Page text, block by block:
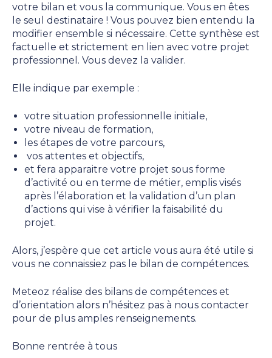
votre bilan et vous la communique. Vous en êtes
le seul destinataire ! Vous pouvez bien entendu la
modifier ensemble si nécessaire. Cette synthèse est
factuelle et strictement en lien avec votre projet
professionnel. Vous devez la valider.
Elle indique par exemple :
votre situation professionnelle initiale,
votre niveau de formation,
les étapes de votre parcours,
vos attentes et objectifs,
et fera apparaitre votre projet sous forme
d’activité ou en terme de métier, emplis visés
après l’élaboration et la validation d’un plan
d’actions qui vise à vérifier la faisabilité du
projet.
Alors, j’espère que cet article vous aura été utile si
vous ne connaissiez pas le bilan de compétences.
Meteoz réalise des bilans de compétences et
d’orientation alors n’hésitez pas à nous contacter
pour de plus amples renseignements.
Bonne rentrée à tous